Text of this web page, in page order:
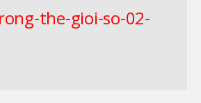
the-gioi-so-02-